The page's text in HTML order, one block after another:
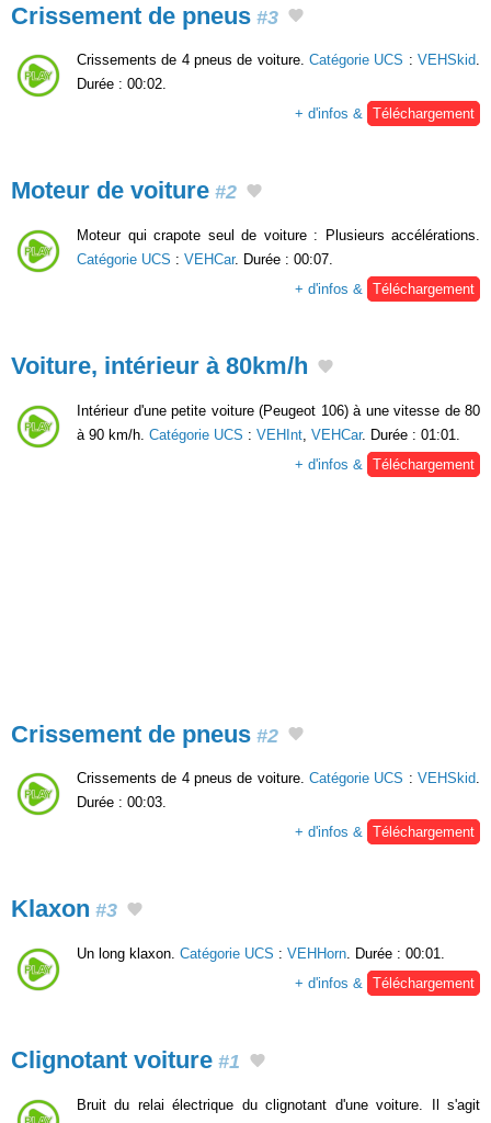
Crissement de pneus #3
Crissements de 4 pneus de voiture. Catégorie UCS :VEHSkid.
Durée : 00:02.
+ d'infos & Téléchargement
Moteur de voiture #2
Moteur qui crapote seul de voiture : Plusieurs accélérations.
Catégorie UCS : VEHCar. Durée : 00:07.
+ d'infos &
Téléchargement
Voiture, intérieur à 80km/h
Intérieur d'une petite voiture (Peugeot 106) à une vitesse de 80
à 90 km/h. Catégorie UCS : VEHInt VEHCar. Durée : 01:01.
+ d'infos &
Téléchargement
Crissement de pneus #2
Crissements de 4 pneus de voiture. Catégorie UCS :VEHSkid.
Durée : 00:03.
+ d'infos & Téléchargement
Klaxon #3
Un long klaxon. Catégorie UCS : VEHHorn . Durée : 00:01.
+ d'infos &
Téléchargement
Clignotant voiture #1
Bruit du relai électrique du clignotant d'une voiture. Il s'agit